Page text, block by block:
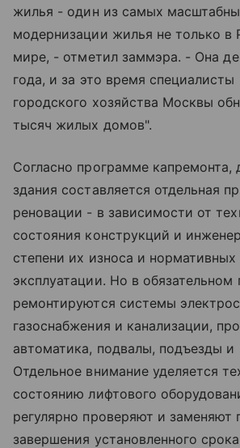
жилья - один из самых
модернизации жилья не только в
мире, - отметил заммэра. - Она
года, и за это время специалисты
городского хозяйства Москвы
тысяч жилых домов".
Согласно программе капремонта,
здания составляется отдельная
реновации - в зависимости от
состояния конструкций и
степени их износа и нормативных
эксплуатации. Но в обязательном
ремонтируются системы
газоснабжения и канализации,
автоматика, подвалы, подъезды
Отдельное внимание уделяется
состоянию лифтового
регулярно проверяют и заменяют
завершения установленного